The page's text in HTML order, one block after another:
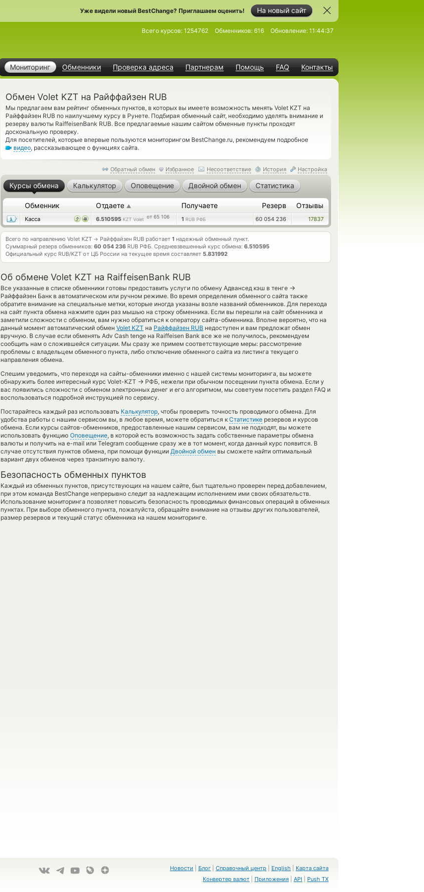
На новый сайт
Уже видели новый BestChange? Приглашаем оценить!
Мониторинг Обменники Проверка адреса Партнерам Помощь FAQ Контакты
Всего курсов: 1254762 Обменников: 616 Обновление: 11:44:37
Обмен Volet KZT на Райффайзен RUB
Мы предлагаем вам рейтинг обменных пунктов, в которых вы имеете возможность менять Volet KZT на
Райффайзен RUB по наилучшему курсу в Рунете. Подбирая обменный сайт, необходимо уделять внимание и
резерву валюты RaiffeisenBank RUB. Все предлагаемые нашим сайтом обменные пункты проходят
доскональную проверку.
Для посетителей, которые впервые пользуются мониторингом BestChange.ru, рекомендуем подробное
видео, рассказывающее о функциях сайта.
Обратный обмен Избранное Несоответствие История Настройка
Курсы обмена Калькулятор Оповещение Двойной обмен Статистика
Обменник Отдаете ▲ Получаете Резерв Отзывы
Касса 6.510595 KZT Volet от 65 106 1 RUB РФБ 60 054 236 17837
Всего по направлению Volet KZT → Райффайзен RUB работает 1 надежный обменный пункт.
Суммарный резерв обменников: 60 054 236 RUB РФБ. Средневзвешенный курс обмена: 6.510595
Официальный курс RUB/KZT от ЦБ России на текущее время составляет 5.831992
Об обмене Volet KZT на RaiffeisenBank RUB
Все указанные в списке обменники готовы предоставить услуги по обмену Адвансед кэш в тенге →
Райффайзен Банк в автоматическом или ручном режиме. Во время определения обменного сайта также
обратите внимание на специальные метки, которые иногда указаны возле названий обменников. Для перехода
на сайт пункта обмена нажмите один раз мышью на строку обменника. Если вы перешли на сайт обменника и
заметили сложности с обменом, вам нужно обратиться к оператору сайта-обменника. Вполне вероятно, что на
данный момент автоматический обмен Volet KZT на Райффайзен RUB недоступен и вам предложат обмен
вручную. В случае если обменять Adv Cash tenge на Raiffeisen Bank все же не получилось, рекомендуем
сообщить нам о сложившейся ситуации. Мы сразу же примем соответствующие меры: рассмотрение
проблемы с владельцем обменного пункта, либо отключение обменного сайта из листинга текущего
направления обмена.
Спешим уведомить, что переходя на сайты-обменники именно с нашей системы мониторинга, вы можете
обнаружить более интересный курс Volet-KZT → РФБ, нежели при обычном посещении пункта обмена. Если у
вас появились сложности с обменом электронных денег и его алгоритмом, мы советуем посетить раздел FAQ и
воспользоваться подробной инструкцией по сервису.
Постарайтесь каждый раз использовать Калькулятор, чтобы проверить точность проводимого обмена. Для
удобства работы с нашим сервисом вы, в любое время, можете обратиться к Статистике резервов и курсов
обмена. Если курсы сайтов-обменников, предоставленные нашим сервисом, вам не подходят, вы можете
использовать функцию Оповещение, в которой есть возможность задать собственные параметры обмена
валюты и получить на e-mail или Telegram сообщение сразу же в тот момент, когда данный курс появится. В
случае отсутствия пунктов обмена, при помощи функции Двойной обмен вы сможете найти оптимальный
вариант двух обменов через транзитную валюту.
Безопасность обменных пунктов
Каждый из обменных пунктов, присутствующих на нашем сайте, был тщательно проверен перед добавлением,
при этом команда BestChange непрерывно следит за надлежащим исполнением ими своих обязательств.
Использование мониторинга позволяет повысить безопасность проводимых финансовых операций в обменных
пунктах. При выборе обменного пункта, пожалуйста, обращайте внимание на отзывы других пользователей,
размер резервов и текущий статус обменника на нашем мониторинге.
Новости Блог Справочный центр English
Карта сайта
Конвертер валют
Приложения API Push TX